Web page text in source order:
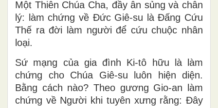
ở giữa chúng tôi, và chúng tôi đã nhìn thấy
vinh quang của Người, vinh quang của Con
Một Thiên Chúa Cha, đầy ân sủng và chân
lý: làm chứng về Đức Giê-su là Đấng Cứu
Thế ra đời làm người để cứu chuộc nhân
loại.
Sứ mạng của gia đình Ki-tô hữu là làm
chứng cho Chúa Giê-su luôn hiện diện.